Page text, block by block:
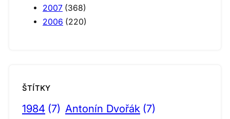
2007 (368)
2006 (220)
ŠTÍTKY
1984 (7) Antonín Dvořák (7)